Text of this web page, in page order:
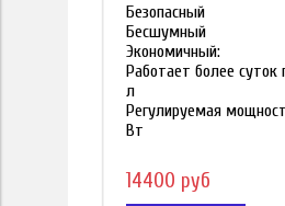
Безопасный
Бесшумный
Экономичный:
Работает более суток
л
Регулируемая
Вт
14400 руб